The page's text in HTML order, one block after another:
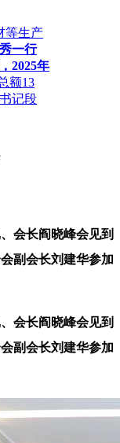
等生产
一行
2025年
额13
记段
会长阎晓峰会见到
副会长刘建华参加
会长阎晓峰会见到
副会长刘建华参加